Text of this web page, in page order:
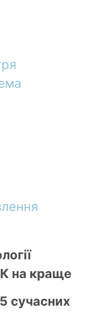
на краще
сучасних